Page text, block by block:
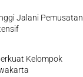
Jalani Pemusatan
Kelompok